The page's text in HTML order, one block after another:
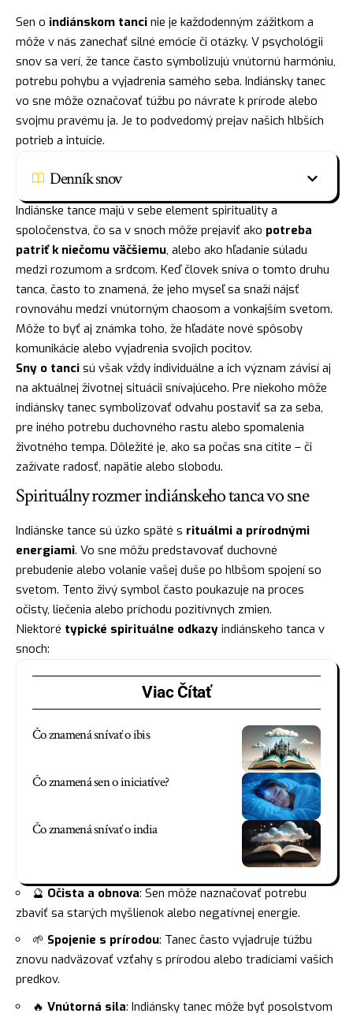
Sen o indiánskom tanci nie je každodenným zážitkom a
môže v nás zanechať silné emócie či otázky. V psychológii
snov sa verí, že tance často symbolizujú vnútornú harmóniu,
potrebu pohybu a vyjadrenia samého seba. Indiánsky tanec
vo sne môže označovať túžbu po návrate k prírode alebo
svojmu pravému ja. Je to podvedomý prejav našich hlbších
potrieb a intuície.
Denník snov
Indiánske tance majú v sebe element spirituality a
spoločenstva, čo sa v snoch môže prejaviť ako potreba
patriť k niečomu väčšiemu, alebo ako hľadanie súladu
medzi rozumom a srdcom. Keď človek sníva o tomto druhu
tanca, často to znamená, že jeho myseľ sa snaží nájsť
rovnováhu medzi vnútorným chaosom a vonkajším svetom.
Môže to byť aj známka toho, že hľadáte nové spôsoby
komunikácie alebo vyjadrenia svojich pocitov.
Sny o tanci sú však vždy individuálne a ich význam závisí aj
na aktuálnej životnej situácii snívajúceho. Pre niekoho môže
indiánsky tanec symbolizovať odvahu postaviť sa za seba,
pre iného potrebu duchovného rastu alebo spomalenia
životného tempa. Dôležité je, ako sa počas sna cítite – či
zažívate radosť, napätie alebo slobodu.
Spirituálny rozmer indiánskeho tanca vo sne
Indiánske tance sú úzko späté s rituálmi a prírodnými
energiami. Vo sne môžu predstavovať duchovné
prebudenie alebo volanie vašej duše po hlbšom spojení so
svetom. Tento živý symbol často poukazuje na proces
očisty, liečenia alebo príchodu pozitívnych zmien.
Niektoré typické spirituálne odkazy indiánskeho tanca v
snoch:
Viac Čítať
Čo znamená snívať o ibis
Čo znamená sen o iniciatíve?
Čo znamená snívať o india
🔮 Očista a obnova: Sen môže naznačovať potrebu
zbaviť sa starých myšlienok alebo negatívnej energie.
🌱 Spojenie s prírodou: Tanec často vyjadruje túžbu
znovu nadväzovať vzťahy s prírodou alebo tradíciami vašich
predkov.
🔥 Vnútorná sila: Indiánsky tanec môže byť posolstvom